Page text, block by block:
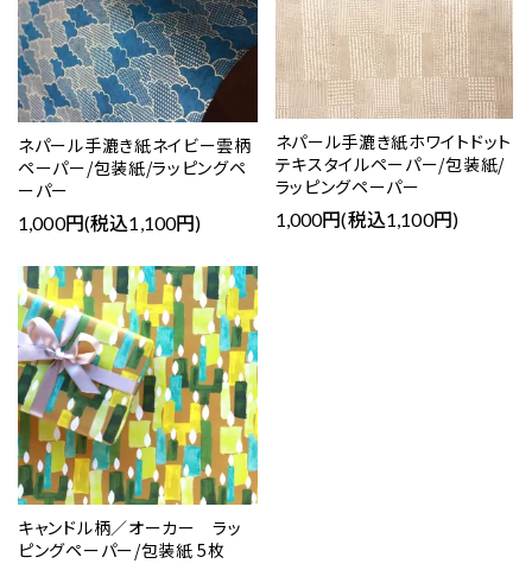
ネパール手漉き紙ネイビー雲柄
ペーパー/包装紙/ラッピングペ
ーパー
1,000円(税込1,100円)
ネパール手漉き紙ホワイトドット
テキスタイルペーパー/包装紙/
ラッピングペーパー
1,000円(税込1,100円)
キャンドル柄／オーカー ラッ
ピングペーパー/包装紙 5枚